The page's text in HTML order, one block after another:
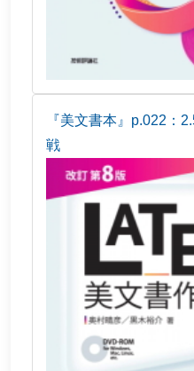
『美文書本』p.022：
戦